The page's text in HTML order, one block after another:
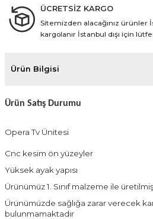
ÜCRETSİZ KARGO
Sitemizden alacağınız ürünler
kargolanır İstanbul dışı için
Ürün Bilgisi
Ürün Satış Durumu
Opera Tv Ünitesi
Cnc kesim ön yüzeyler
Yüksek ayak yapısı
Ürünümüz 1. Sınıf malzeme ile
Ürünümüzde sağlığa zarar verecek
bulunmamaktadır